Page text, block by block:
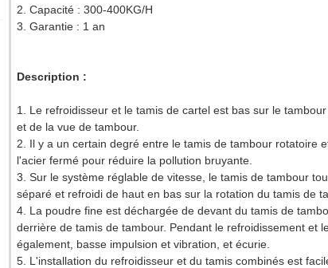
2. Capacité : 300-400KG/H
3. Garantie : 1 an
Description :
1. Le refroidisseur et le tamis de cartel est bas sur le
et de la vue de tambour.
2. Il y a un certain degré entre le tamis de tambour rotatoire
l'acier fermé pour réduire la pollution bruyante.
3. Sur le système réglable de vitesse, le tamis de tambour
séparé et refroidi de haut en bas sur la rotation du tamis de
4. La poudre fine est déchargée de devant du tamis de
derrière de tamis de tambour. Pendant le refroidissement et
également, basse impulsion et vibration, et écurie.
5. L'installation du refroidisseur et du tamis combinés est